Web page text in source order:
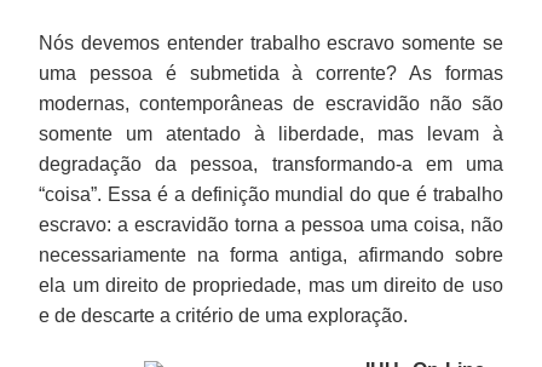
Nós devemos entender trabalho escravo somente se
uma pessoa é submetida à corrente? As formas
modernas, contemporâneas de escravidão não são
somente um atentado à liberdade, mas levam à
degradação da pessoa, transformando-a em uma
“coisa”. Essa é a definição mundial do que é trabalho
escravo: a escravidão torna a pessoa uma coisa, não
necessariamente na forma antiga, afirmando sobre
ela um direito de propriedade, mas um direito de uso
e de descarte a critério de uma exploração.